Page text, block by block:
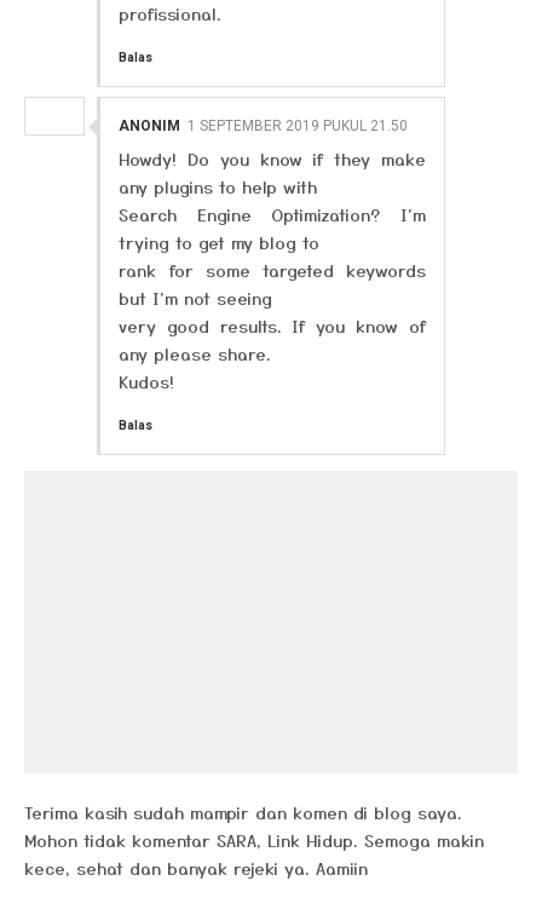
profissional.
Balas
ANONIM 1 SEPTEMBER 2019 PUKUL 21.50
Howdy! Do you know if they make
any plugins to help with
Search Engine Optimization? I'm
trying to get my blog to
rank for some targeted keywords
but I'm not seeing
very good results. If you know of
any please share.
Kudos!
Balas
Terima kasih sudah mampir dan komen di blog saya.
Mohon tidak komentar SARA, Link Hidup. Semoga makin
kece, sehat dan banyak rejeki ya. Aamiin